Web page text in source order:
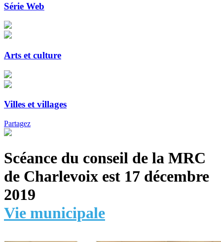
Série Web
Arts et culture
Villes et villages
Partagez
Scéance du conseil de la MRC
de Charlevoix est 17 décembre
2019
Vie municipale